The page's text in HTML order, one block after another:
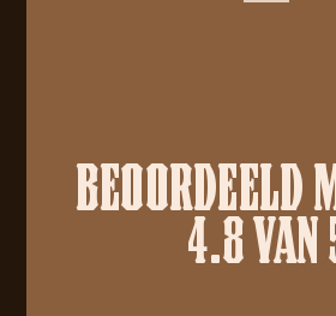
BEOORDEELD
4.8 VAN